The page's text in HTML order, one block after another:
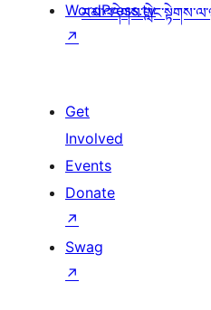
WordPress.tv
↗
Get
Involved
Events
Donate
↗
Swag
↗